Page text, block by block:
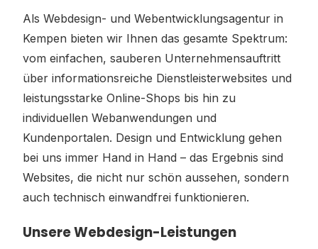
Als Webdesign- und Webentwicklungsagentur in
Kempen bieten wir Ihnen das gesamte Spektrum:
vom einfachen, sauberen Unternehmensauftritt
über informationsreiche Dienstleisterwebsites und
leistungsstarke Online-Shops bis hin zu
individuellen Webanwendungen und
Kundenportalen. Design und Entwicklung gehen
bei uns immer Hand in Hand – das Ergebnis sind
Websites, die nicht nur schön aussehen, sondern
auch technisch einwandfrei funktionieren.
Unsere Webdesign-Leistungen